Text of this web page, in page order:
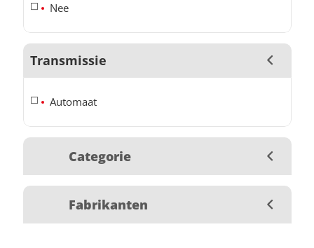
Nee
Transmissie
Automaat
Categorie
Fabrikanten